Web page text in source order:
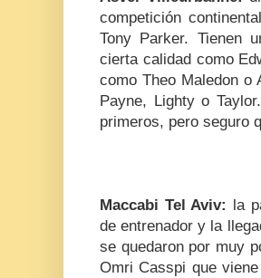
competición
Tony Parker. Tienen
cierta calidad como
como Theo Maledon o
Payne, Lighty o
primeros, pero seguro
Maccabi Tel Aviv: la
de entrenador y la
se quedaron por muy
Omri Casspi que